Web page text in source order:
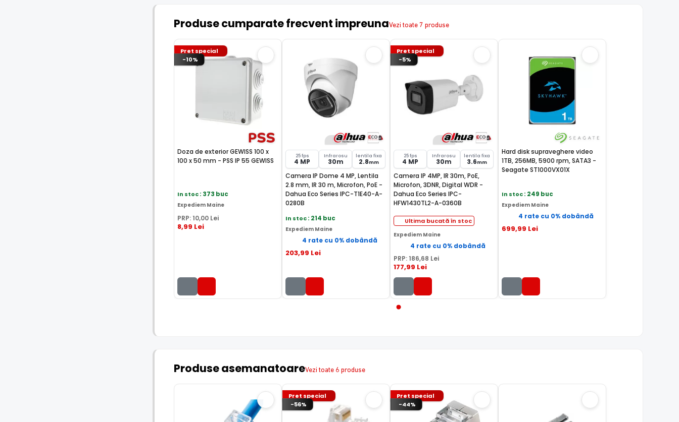
Produse cumparate frecvent impreunaVezi toate 7 produse
Pret special
-10%
Doza de exterior GEWISS 100 x
100 x 50 mm - PSS IP 55 GEWISS
In stoc: 373 buc
Expediem Maine
PRP: 10,00 Lei
8,99 Lei
25 fps
4 MP
Infrarosu
30m
lentila fixa
2.8mm
Camera IP Dome 4 MP, Lentila
2.8 mm, IR 30 m, Microfon, PoE -
Dahua Eco Series IPC-T1E40-A-
0280B
In stoc: 214 buc
Expediem Maine
4 rate cu 0% dobândă
203,99 Lei
Pret special
-5%
25 fps
4 MP
Infrarosu
30m
lentila fixa
3.6mm
Camera IP 4MP, IR 30m, PoE,
Microfon, 3DNR, Digital WDR -
Dahua Eco Series IPC-
HFW1430TL2-A-0360B
Ultima bucată în stoc
Expediem Maine
4 rate cu 0% dobândă
PRP: 186,68 Lei
177,99 Lei
Hard disk supraveghere video
1TB, 256MB, 5900 rpm, SATA3 -
Seagate ST1000VX01X
In stoc: 249 buc
Expediem Maine
4 rate cu 0% dobândă
699,99 Lei
Produse asemanatoareVezi toate 6 produse
Pret special
-56%
Pret special
-44%